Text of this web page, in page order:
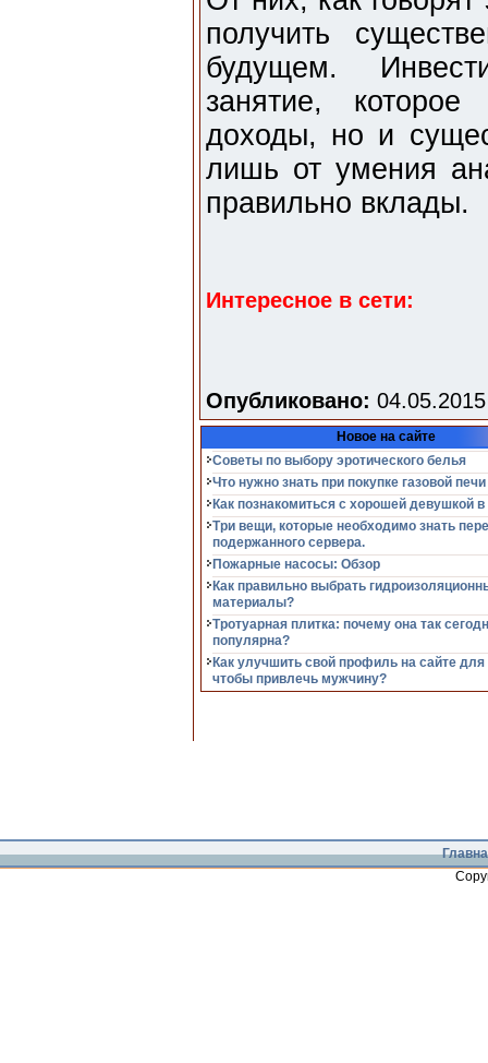
получить
будущем.
занятие,
доходы, но и
лишь от умения
правильно вклады.
Интересное в сети:
Опубликовано:
Новое на сайте
Советы по выбору эротического белья
Что нужно знать при покупке газовой печи
Как познакомиться с хорошей девушкой в
Три вещи, которые необходимо знать
подержанного сервера.
Пожарные насосы: Обзор
Как правильно выбрать
материалы?
Тротуарная плитка: почему она так
популярна?
Как улучшить свой профиль на сайте для
чтобы привлечь мужчину?